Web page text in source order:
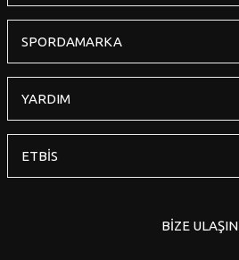
Gönder
SPORDAMARKA
YARDIM
ETBİS
BİZE ULAŞIN